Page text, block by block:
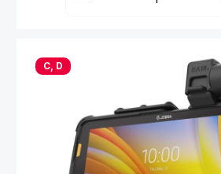
C, D